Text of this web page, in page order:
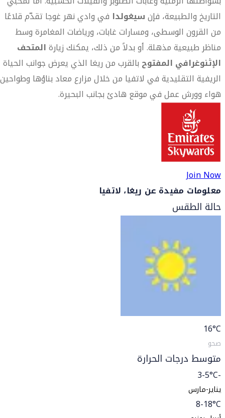
التاريخ والطبيعة، فإنسيغولدا في وادي نهر غوجا تقدّم قلاعًا
من القرون الوسطى، ومسارات غابات، ورياضات المغامرة وسط
مناظر طبيعية مذهلة. أو بدلاً من ذلك، يمكنك زيارةالمتحف
الإثنوغرافي المفتوح بالقرب من ريغا الذي يعرض جوانب الحياة
الريفية التقليدية في لاتفيا من خلال مزارع معاد بناؤها وطواحين
هواء وورش عمل في موقع هادئ بجانب البحيرة.
Join Now
معلومات مفيدة عن ريغا، لاتفيا
حالة الطقس
16°C
صحو
متوسط درجات الحرارة
-3-5°C
يناير-مارس
8-18°C